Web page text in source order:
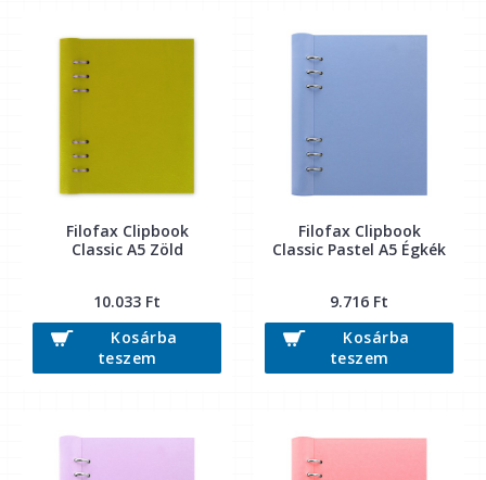
Filofax Clipbook
Classic A5 Zöld
10.033 Ft
Kosárba
teszem
Filofax Clipbook
Classic Pastel A5 Égkék
9.716 Ft
Kosárba
teszem